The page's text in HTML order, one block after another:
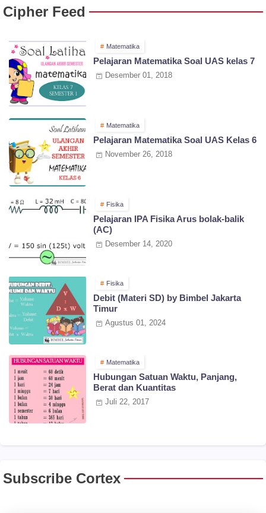
Cipher Feed
Matematika
Pelajaran Matematika Soal UAS kelas 7
Desember 01, 2018
Matematika
Pelajaran Matematika Soal UAS Kelas 6
November 26, 2018
Fisika
Pelajaran IPA Fisika Arus bolak-balik
(AC)
Desember 14, 2020
Fisika
Debit (Materi SD) by Bimbel Jakarta
Timur
Agustus 01, 2024
Matematika
Hubungan Satuan Waktu, Panjang,
Berat dan Kuantitas
Juli 22, 2017
Subscribe Cortex